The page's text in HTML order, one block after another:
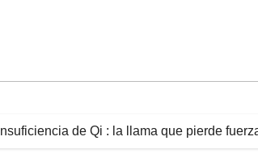
Insuficiencia de Qi : la llama que pierde